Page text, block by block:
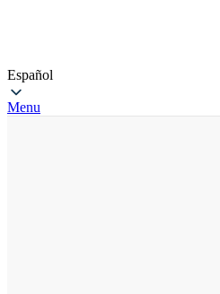
Español
Menu